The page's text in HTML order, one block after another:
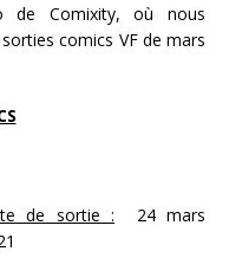
de Comixity, où nous
comics VF de mars
de sortie : 24 mars